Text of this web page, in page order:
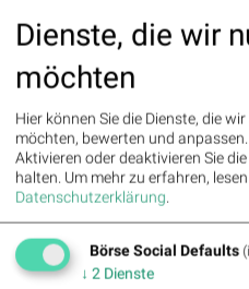
Hitpa
rade
Bildnachweis
1. BSN Group IT, Elektronik, 3D
24.05.2025
2. Technik Queens >> Öffnen auf
Dienste, die wir
möchten
Hier können Sie die Dienste, die
möchten, bewerten und
Aktivieren oder deaktivieren Sie
halten. Um mehr zu erfahren,
Datenschutzerklärung.
Börse Social Defaults
↓ 2 Dienste